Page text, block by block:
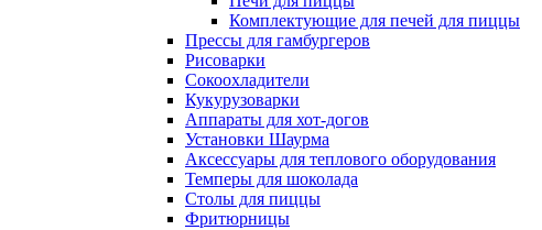
Комплектующие для печей для пиццы
Прессы для гамбургеров
Рисоварки
Сокоохладители
Кукурузоварки
Аппараты для хот-догов
Установки Шаурма
Аксессуары для теплового оборудования
Темперы для шоколада
Столы для пиццы
Фритюрницы